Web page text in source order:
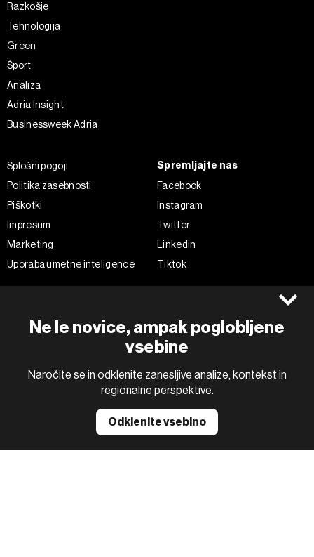
Ne le novice, ampak poglobljene
vsebine
Naročite se in odklenite zanesljive analize, kontekst in
regionalne perspektive.
Odklenite vsebino
Razkošje
Tehnologija
Green
Šport
Analiza
Adria Insight
Businessweek Adria
Splošni pogoji
Politika zasebnosti
Piškotki
Impresum
Marketing
Uporaba umetne inteligence
Spremljajte nas
Facebook
Instagram
Twitter
Linkedin
Tiktok
the BLOOMBERG logo are registered trademarks and service marks of
Bloomberg Finance L.P. or its subsidiaries, displayed with permission
Bloomberg Adria is a Mtel Swiss SA Property